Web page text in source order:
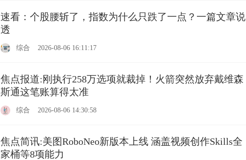
速看：个股腰斩了，指数为什么只跌了一点？一篇文章说
透
综合 2026-08-06 16:11:17
焦点报道:刚执行258万选项就裁掉！火箭突然放弃戴维森
斯通这笔账算得太准
综合 2026-08-06 14:30:58
焦点简讯:美图RoboNeo新版本上线 涵盖视频创作Skills全
家桶等8项能力